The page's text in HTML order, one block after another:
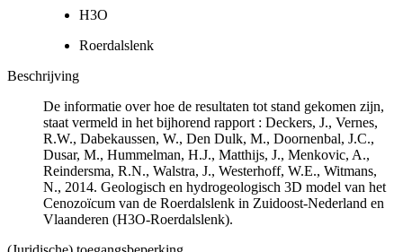
H3O
Roerdalslenk
Beschrijving
De informatie over hoe de resultaten tot stand gekomen zijn,
staat vermeld in het bijhorend rapport : Deckers, J., Vernes,
R.W., Dabekaussen, W., Den Dulk, M., Doornenbal, J.C.,
Dusar, M., Hummelman, H.J., Matthijs, J., Menkovic, A.,
Reindersma, R.N., Walstra, J., Westerhoff, W.E., Witmans,
N., 2014. Geologisch en hydrogeologisch 3D model van het
Cenozoïcum van de Roerdalslenk in Zuidoost-Nederland en
Vlaanderen (H3O-Roerdalslenk).